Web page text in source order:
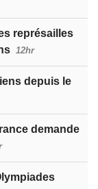
représailles
12hr
depuis le
demande